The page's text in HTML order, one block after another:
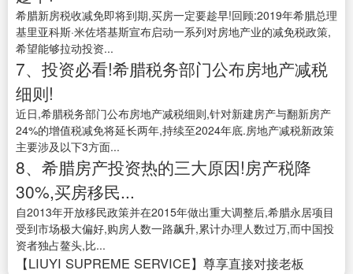
希腊新房税收减免即将到期,买房一定要趁早!回顾:2019年希腊总理
基里亚科斯·米佐塔基斯宣布启动一系列对房地产业的减免税政策,
希望能够拉动投资...
7、投资必看!希腊税务部门公布房地产减税
细则!
近日,希腊税务部门公布房地产减税细则,针对新建房产与翻新房产
24%的增值税减免将延长两年,持续至2024年底.房地产减税新政策
主要涉及以下3方面...
8、希腊房产投资热的三大原因!房产税降
30%,买房移民...
自2013年开放移民政策并在2015年做出重大调整后,希腊永居项目
受到市场极大偏好,购房人数一路飙升,累计办理人数过万,而中国投
资者独占鳌头,比...
【LIUYI SUPREME SERVICE】尊享直接对接老板